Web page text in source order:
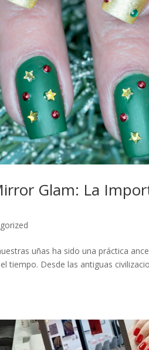
Glam: La
uñas ha sido una práctica
tiempo. Desde las antiguas